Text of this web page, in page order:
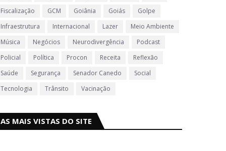
Fiscalização
GCM Goiânia Goiás
Golpe
Infraestrutura
Internacional Lazer
Meio Ambiente
Música
Negócios Neurodivergência
Podcast
Policial
Política Procon Receita
Reflexão
Saúde
Segurança Senador Canedo
Social
Tecnologia
Trânsito Vacinação
AS MAIS VISTAS DO SITE